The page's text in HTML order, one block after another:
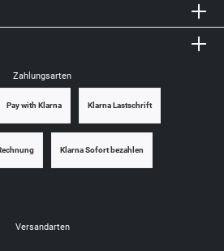
Zahlungsarten
Pay with Klarna Klarna Lastschrift
Klarna Sofort bezahlen
Versandarten